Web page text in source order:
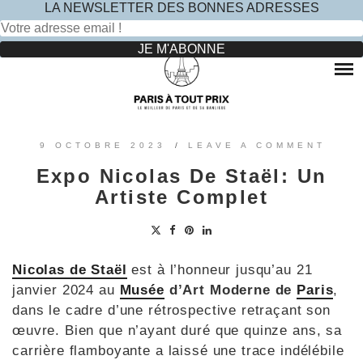
Rechercher :
Skip
OÙ MANGER DANS LE MARAIS ?
OÙ MANGER DANS PARIS 5 -ÈME ?
OÙ MANGER DANS LE 15ÈME ?
SORTIES ENFANTS
PARCS ATTRACTION BANLIEUE
9 OCTOBRE 2023 / LEAVE A COMMENT
Expo Nicolas De Staël: Un
Artiste Complet
Nicolas de Staël
est à l’honneur jusqu’au 21
janvier 2024 au Musée d’Art Moderne de Paris,
dans le cadre d’une rétrospective retraçant son
œuvre. Bien que n’ayant duré que quinze ans, sa
carrière flamboyante a laissé une trace indélébile
LA NEWSLETTER DES BONNES ADRESSES